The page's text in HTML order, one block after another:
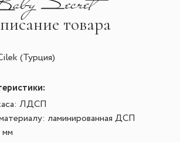
товара
(Турция)
ЛДСП
ламинированная ДСП
мм